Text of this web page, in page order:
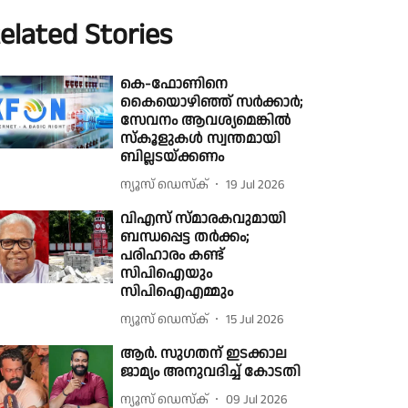
Stories
കെ-ഫോണിനെ
കൈയൊഴിഞ്ഞ് സര്‍ക്കാര്‍;
സേവനം ആവശ്യമെങ്കില്‍
സ്കൂളുകള്‍ സ്വന്തമായി
ബില്ലടയ്ക്കണം
ന്യൂസ് ഡെസ്ക് 19 Jul 2026
വിഎസ് സ്മാരകവുമായി
ബന്ധപ്പെട്ട തർക്കം;
പരിഹാരം കണ്ട്
സിപിഐയും
സിപിഐഎമ്മും
ന്യൂസ് ഡെസ്ക് 15 Jul 2026
ആർ. സു​ഗതന് ഇടക്കാല
ജാമ്യം അനുവദിച്ച് കോടതി
ന്യൂസ് ഡെസ്ക് 09 Jul 2026